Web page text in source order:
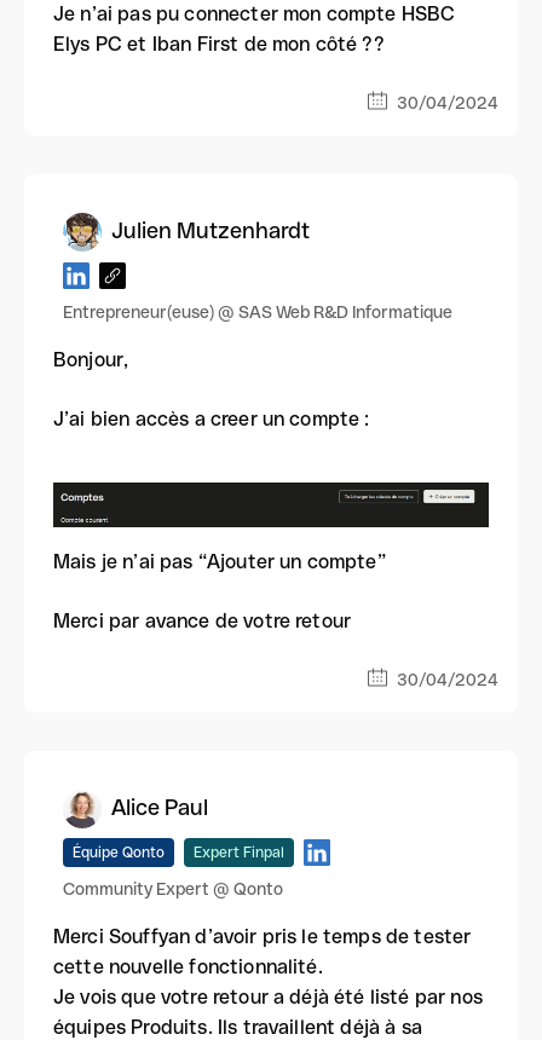
Je n’ai pas pu connecter mon compte HSBC
Elys PC et Iban First de mon côté ??
30/04/2024
Julien Mutzenhardt
Entrepreneur(euse) @ SAS Web R&D Informatique
Bonjour,
J’ai bien accès a creer un compte :
Mais je n’ai pas “Ajouter un compte”
Merci par avance de votre retour
30/04/2024
Alice Paul
Équipe Qonto Expert Finpal
Community Expert @ Qonto
Merci Souffyan d’avoir pris le temps de tester
cette nouvelle fonctionnalité.
Je vois que votre retour a déjà été listé par nos
équipes Produits. Ils travaillent déjà à sa